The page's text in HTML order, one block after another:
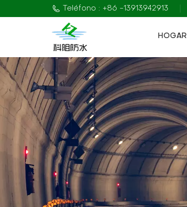
Teléfono : +86 -13913942913
HOGAR